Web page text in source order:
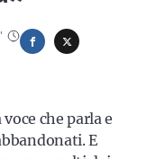
news, iscriviti alla
'
che parla e
E